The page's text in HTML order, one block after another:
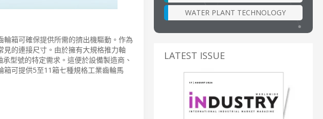
輪箱可確保提供所需的擠出機驅動。作為
的連接尺寸。由於擁有大規格推力軸
型號的特定需求。這便於設備製造商、
可提供5至11箱七種規格工業齒輪馬
WATER PLANT TECHNOLOGY
LATEST ISSUE